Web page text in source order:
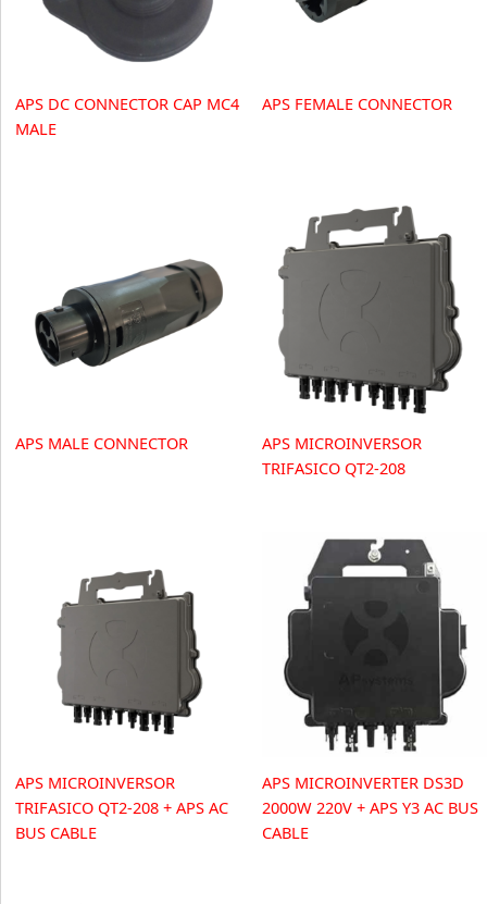
APS DC CONNECTOR CAP MC4
MALE
APS FEMALE CONNECTOR
APS MALE CONNECTOR
APS MICROINVERSOR
TRIFASICO QT2-208
APS MICROINVERSOR
TRIFASICO QT2-208 + APS AC
BUS CABLE
APS MICROINVERTER DS3D
2000W 220V + APS Y3 AC BUS
CABLE